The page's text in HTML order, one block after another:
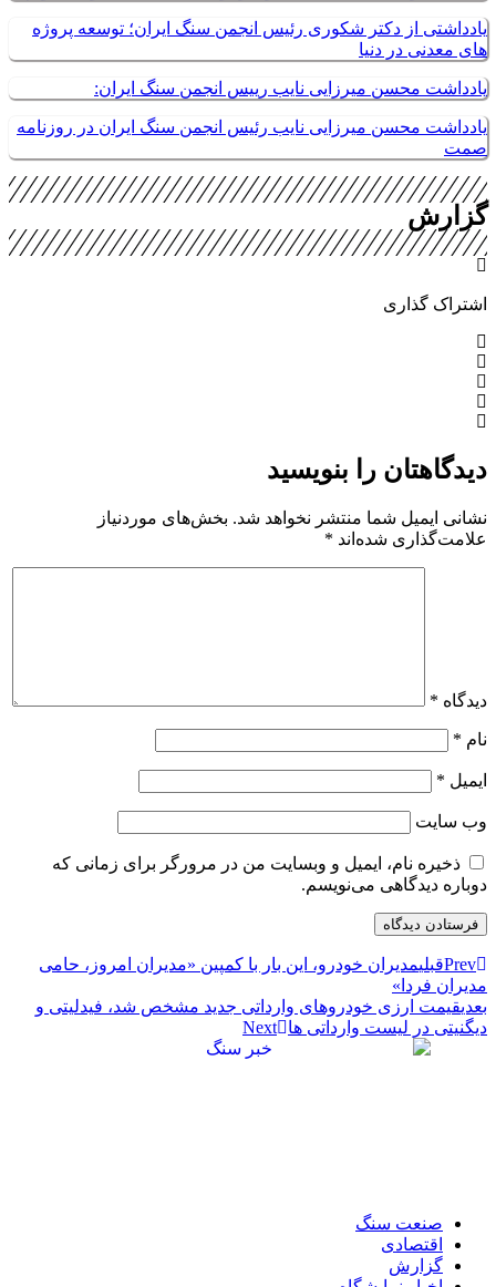
از دکتر شکوری رئیس انجمن سنگ ایران؛ توسعه پروژه
معدنی در دنیا
محسن میرزایی نایب رییس انجمن سنگ ایران:
محسن میرزایی نایب رئیس انجمن سنگ ایران در روزنامه
گذاری
را بنویسید
ایمیل شما منتشر نخواهد شد. بخش‌های موردنیاز
شده‌اند*
*
*
*
سایت
ذخیره نام، ایمیل و وبسایت من در مرورگر برای زمانی که
دیدگاهی می‌نویسم.
Prevقبلیمدیران خودرو، این بار با کمپین «مدیران امروز، حامی
فردا»
قیمت ارزی خودرو‌های وارداتی جدید مشخص شد، فیدلیتی و
در لیست وارداتی ها
Next
صنعت سنگ
اقتصادی
گزارش